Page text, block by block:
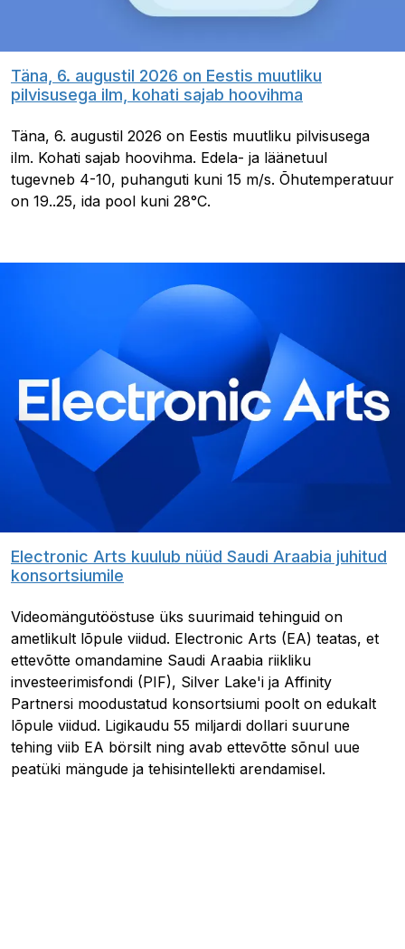
Täna, 6. augustil 2026 on Eestis muutliku
pilvisusega ilm, kohati sajab hoovihma
Täna, 6. augustil 2026 on Eestis muutliku pilvisusega
ilm. Kohati sajab hoovihma. Edela- ja läänetuul
tugevneb 4-10, puhanguti kuni 15 m/s. Õhutemperatuur
on 19..25, ida pool kuni 28°C.
Electronic Arts kuulub nüüd Saudi Araabia juhitud
konsortsiumile
Videomängutööstuse üks suurimaid tehinguid on
ametlikult lõpule viidud. Electronic Arts (EA) teatas, et
ettevõtte omandamine Saudi Araabia riikliku
investeerimisfondi (PIF), Silver Lake'i ja Affinity
Partnersi moodustatud konsortsiumi poolt on edukalt
lõpule viidud. Ligikaudu 55 miljardi dollari suurune
tehing viib EA börsilt ning avab ettevõtte sõnul uue
peatüki mängude ja tehisintellekti arendamisel.